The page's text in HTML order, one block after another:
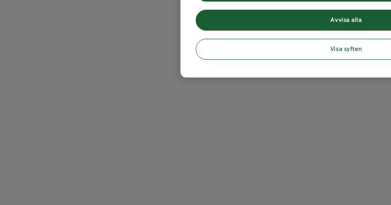
Avvisa alla
Visa syften